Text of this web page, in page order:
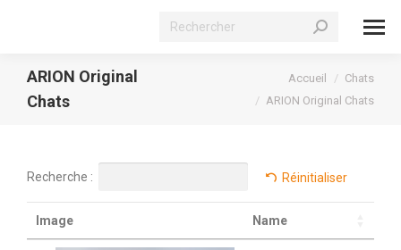
Recherche
ARION Original
Chats
Accueil
Chats
ARION Original Chats
Recherche : Réinitialiser
Image Name